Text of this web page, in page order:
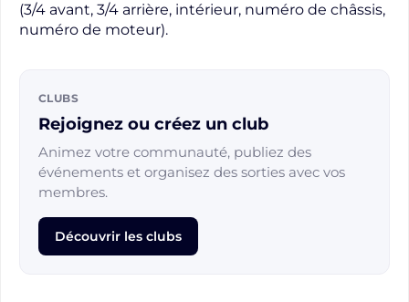
(3/4 avant, 3/4 arrière, intérieur, numéro de châssis,
numéro de moteur).
CLUBS
Rejoignez ou créez un club
Animez votre communauté, publiez des
événements et organisez des sorties avec vos
membres.
Découvrir les clubs